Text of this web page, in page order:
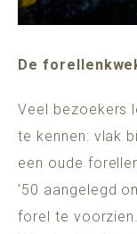
De
Veel bezoekers
te kennen: vlak
een oude
’50 aangelegd
forel te